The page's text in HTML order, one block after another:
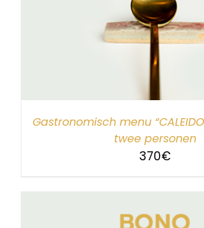
Gastronomisch menu
twee personen
370€